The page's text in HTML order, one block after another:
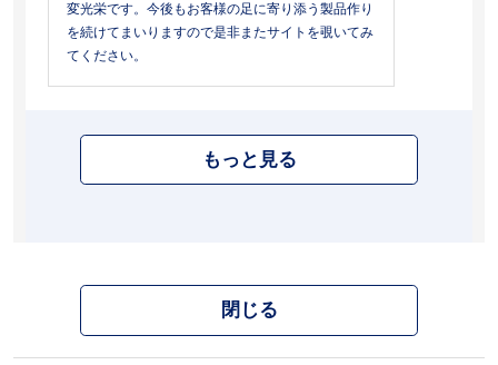
変光栄です。今後もお客様の足に寄り添う製品作り
を続けてまいりますので是非またサイトを覗いてみ
てください。
もっと見る
閉じる